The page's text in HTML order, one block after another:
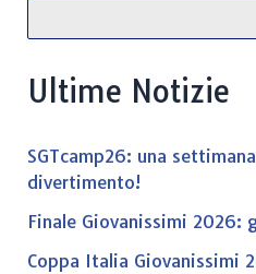
Ultime Notizie
SGTcamp26: una
divertimento!
Finale Giovanissimi 2026:
Coppa Italia